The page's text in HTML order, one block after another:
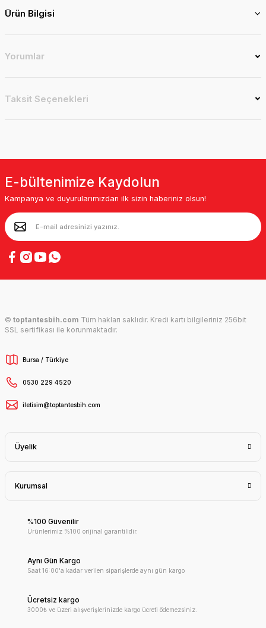
Ürün Bilgisi
Yorumlar
Taksit Seçenekleri
E-bültenimize Kaydolun
Kampanya ve duyurularımızdan ilk sizin haberiniz olsun!
© toptantesbih.com Tüm hakları saklıdır. Kredi kartı bilgileriniz 256bit
SSL sertifikası ile korunmaktadır.
Bursa / Türkiye
0530 229 4520
iletisim@toptantesbih.com
Üyelik
Kurumsal
%100 Güvenilir
Ürünlerimiz %100 orijinal garantilidir.
Aynı Gün Kargo
Saat 16:00'a kadar verilen siparişlerde aynı gün kargo
Ücretsiz kargo
3000₺ ve üzeri alışverişlerinizde kargo ücreti ödemezsiniz.